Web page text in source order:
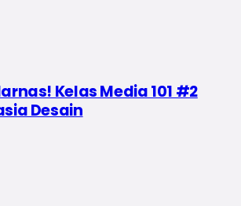
Kelas Media 101 #2
Desain